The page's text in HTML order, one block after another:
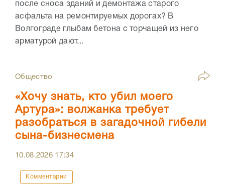
после сноса зданий и демонтажа старого
асфальта на ремонтируемых дорогах? В
Волгограде глыбам бетона с торчащей из него
арматурой дают...
Общество
«Хочу знать, кто убил моего
Артура»: волжанка требует
разобраться в загадочной гибели
сына-бизнесмена
10.08.2026 17:34
Комментарии